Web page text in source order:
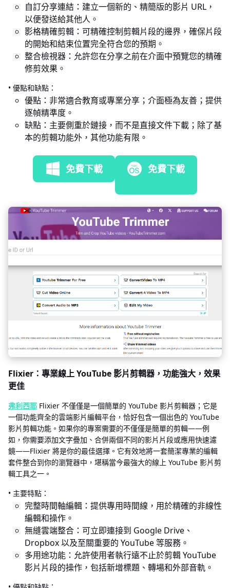
自訂分享連結：建立一個新的、精簡版的影片 URL，
以便發送給其他人。
影格精確剪輯：可精確控制剪輯片段的邊界，確保片段
的開始和結束位置完全符合您的預期。
整合檢視器：允許您在分享之前在介面中預覽您的精確
修剪效果。
• 優點和缺點：
優點：非常適合教育或專業分享；介面極為友善；提供
逐幀精準度。
缺點：主要側重於鏈接，而不是直接文件下載；除了基
本的剪輯功能外，其他功能有限。
免費下載 免費下載
Flixier：專業線上 YouTube 影片剪輯器，功能強大，效果
更佳
弗利西耶 Flixier 不僅僅是一個簡單的 YouTube 影片剪輯器；它是
一個功能齊全的雲端影片編輯平台，恰好包含一個出色的 YouTube
影片剪輯功能。如果你的專案需要的不僅僅是簡單的剪輯——例
如，你需要添加文字疊加、合併兩個不同的影片片段或應用快速濾
鏡——Flixier 將是你的最佳選擇。它有效地將一套簡潔專業的編輯
套件整合到你的瀏覽器中，堪稱當今最強大的線上 YouTube 影片剪
輯工具之一。
• 主要特點：
完整時間軸編輯：提供專用時間線，用於精確的非線性
編輯和操作。
無縫雲端整合：可立即連接到 Google Drive、
Dropbox 以及至關重要的 YouTube 等服務。
多用途功能：允許使用者執行遠不止於剪輯 YouTube
影片片段的操作，包括新增標題、轉場和外部音軌。